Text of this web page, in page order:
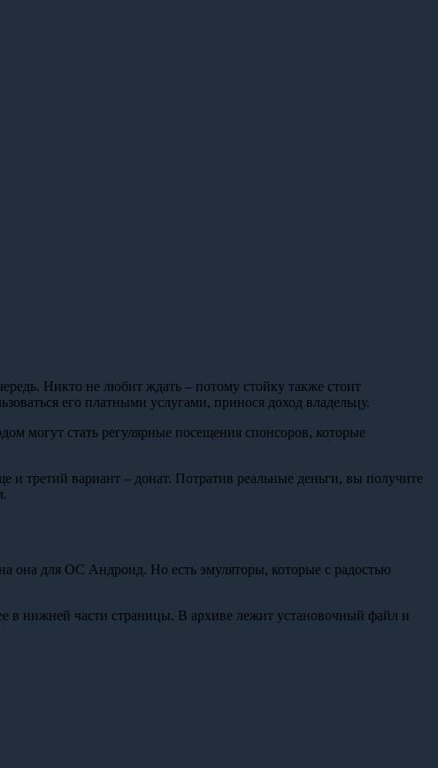
Никто не любит ждать – потому стойку также стоит
его платными услугами, принося доход владельцу.
могут стать регулярные посещения спонсоров, которые
и третий вариант – донат. Потратив реальные деньги, вы получите
она для ОС Андроид. Но есть эмуляторы, которые с радостью
в нижней части страницы. В архиве лежит установочный файл и